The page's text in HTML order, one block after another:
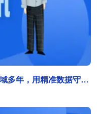
多年，用精准数据守护